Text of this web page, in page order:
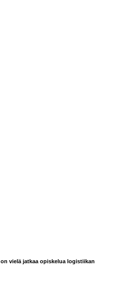
vielä jatkaa opiskelua logistiikan